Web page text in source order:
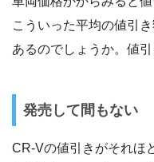
こういった平均の値引
あるのでしょうか。値
発売して間もない
CR-Vの値引きがそれほ